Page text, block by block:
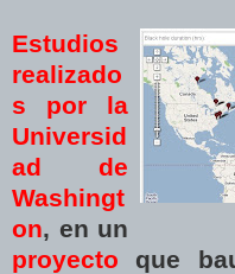
Estudios
realizado
s por la
Universid
ad de
Washingt
on, en un
proyecto que